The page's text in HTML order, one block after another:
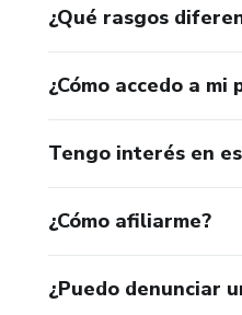
¿Qué rasgos
¿Cómo accedo a mi
Tengo interés en
¿Cómo afiliarme?
¿Puedo denunciar